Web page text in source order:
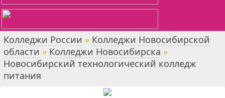
Колледжи России » Колледжи Новосибирской
области » Колледжи Новосибирска »
Новосибирский технологический колледж
питания